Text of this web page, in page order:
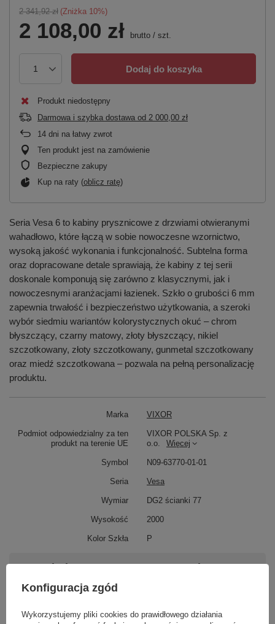
2 341,92 zł (Zniżka 10%)
2 108,00 zł brutto / szt.
Dodaj do koszyka
Produkt niedostępny
Darmowa i szybka dostawa od 2 000,00 zł
14 dni na łatwy zwrot
Ten produkt jest na zamówienie
Bezpieczne zakupy
Kup na raty (oblicz ratę)
Seria Vesa 6 to kabiny prysznicowe z drzwiami otwieranymi
wahadłowo, które łączą w sobie nowoczesne wzornictwo,
wysoką jakość wykonania i funkcjonalność. Subtelna forma
oraz dopracowane detale sprawiają, że kabiny z tej serii
doskonale komponują się zarówno z klasycznymi, jak i
nowoczesnymi aranżacjami łazienek. Szkło o grubości 6 mm
zapewnia trwałość i bezpieczeństwo użytkowania, a szeroki
wybór siedmiu wariantów kolorystycznych okuć – chrom
błyszczący, czarny matowy, złoty błyszczący, nikiel
szczotkowany, złoty szczotkowany, gunmetal szczotkowany
oraz miedź szczotkowana – pozwala na pełną personalizację
produktu.
Marka VIXOR
Podmiot odpowiedzialny za ten
produkt na terenie UE
VIXOR POLSKA Sp. z
o.o.
Więcej
Symbol N09-63770-01-01
Seria Vesa
Wymiar DG2 ścianki 77
Wysokość 2000
Kolor Szkła P
Potrzebujesz pomocy? Masz pytania?
Zadaj pytanie a my odpowiemy niezwłocznie,
najciekawsze pytania i odpowiedzi publikując
Konfiguracja zgód
Wykorzystujemy pliki cookies do prawidłowego działania